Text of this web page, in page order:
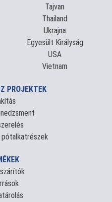
Tajvan
Thailand
Ukrajna
Egyesült Királyság
USA
Vietnam
PROJEKTEK